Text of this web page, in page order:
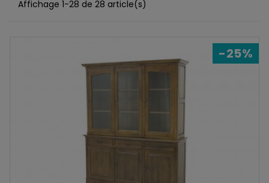
Affichage 1-28 de 28 article(s)
-25%